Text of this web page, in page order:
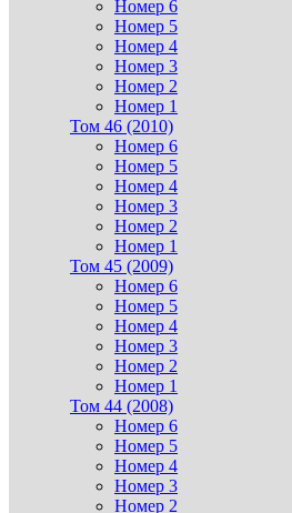
Номер 6
Номер 5
Номер 4
Номер 3
Номер 2
Номер 1
Том 46 (2010)
Номер 6
Номер 5
Номер 4
Номер 3
Номер 2
Номер 1
Том 45 (2009)
Номер 6
Номер 5
Номер 4
Номер 3
Номер 2
Номер 1
Том 44 (2008)
Номер 6
Номер 5
Номер 4
Номер 3
Номер 2